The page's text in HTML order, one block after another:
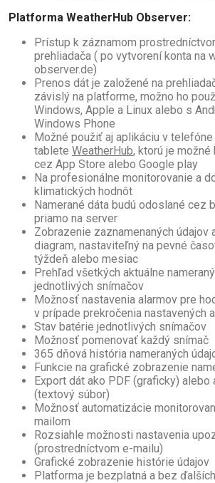
Platforma WeatherHub Observer:
Prístup k záznamom
prehliadača ( po vytvorení konta na
observer.de)
Prenos dát je založené na
závislý na platforme, možno ho
Windows, Apple a Linux alebo s
Windows Phone
Možné použiť aj aplikáciu v telefóne
tablete WeatherHub, ktorú je
cez App Store alebo Google play
Na profesionálne monitorovanie a
klimatických hodnôt
Namerané dáta budú odoslané cez
priamo na server
Zobrazenie zaznamenaných údajov
diagram, nastaviteľný na pevné
týždeň alebo mesiac
Prehľad všetkých aktuálne
jednotlivých snímačov
Možnosť nastavenia alarmov pre
v prípade prekročenia nastavených
Stav batérie jednotlivých snímačov
Možnosť pomenovať každý snímač
365 dňová história nameraných
Funkcie na grafické zobrazenie
Export dát ako PDF (graficky) alebo
(textový súbor)
Možnosť automatizácie
mailom
Rozsiahle možnosti nastavenia
(prostredníctvom e-mailu)
Grafické zobrazenie histórie údajov
Platforma je bezplatná a bez